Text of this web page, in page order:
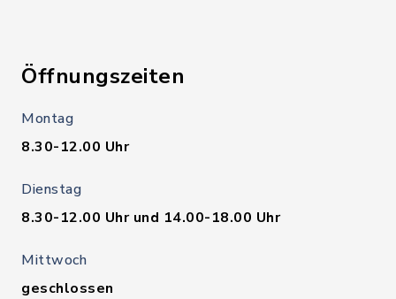
Öffnungszeiten
Montag
8.30-12.00 Uhr
Dienstag
8.30-12.00 Uhr und 14.00-18.00 Uhr
Mittwoch
geschlossen